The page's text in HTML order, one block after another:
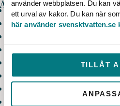
använder webbplatsen. Du kan
ett urval av kakor. Du kan när
här använder svensktvatten.se
TILLÅT
Arbetsgruppen:
Karin Mossberg, Göteborg
Ebba Eberhard, NSVA
Helena Liljestrand
Malin Nydesjö, VA SYD
Isabel Drewert, Svenskt